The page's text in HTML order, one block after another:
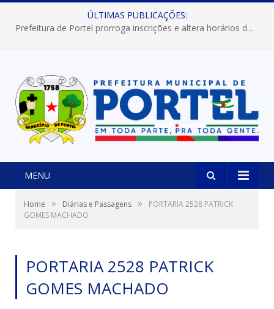
ÚLTIMAS PUBLICAÇÕES:
Prefeitura de Portel prorroga inscrições e altera horários dos concursos “Musa” e “Miss Mix Verão 2026”
MENU
Home » Diárias e Passagens »
PORTARIA 2528 PATRICK
GOMES MACHADO
PORTARIA 2528 PATRICK
GOMES MACHADO